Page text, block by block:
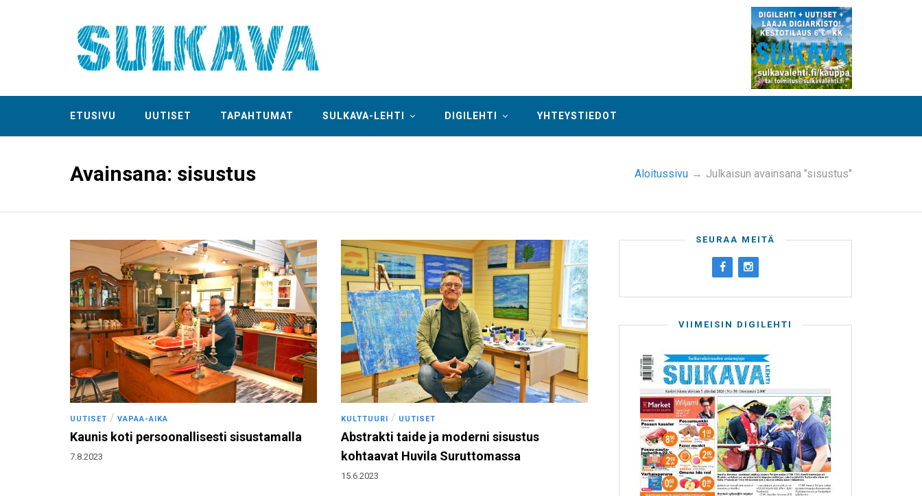
ETUSIVU UUTISET TAPAHTUMAT SULKAVA-LEHTI DIGILEHTI YHTEYSTIEDOT
Avainsana: sisustus Aloitussivu → Julkaisun avainsana "sisustus"
UUTISET / VAPAA-AIKA
Kaunis koti persoonallisesti sisustamalla
7.8.2023
KULTTUURI / UUTISET
Abstrakti taide ja moderni sisustus
kohtaavat Huvila Suruttomassa
15.6.2023
SEURAA MEITÄ
VIIMEISIN DIGILEHTI